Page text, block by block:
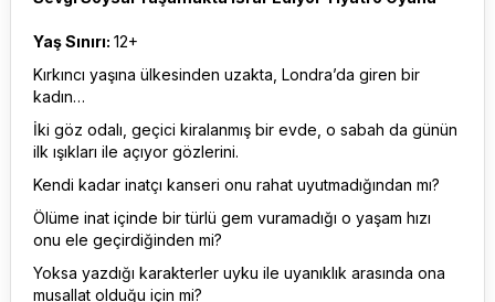
Yaş Sınırı: 12+
Kırkıncı yaşına ülkesinden uzakta, Londra’da giren bir
kadın…
İki göz odalı, geçici kiralanmış bir evde, o sabah da günün
ilk ışıkları ile açıyor gözlerini.
Kendi kadar inatçı kanseri onu rahat uyutmadığından mı?
Ölüme inat içinde bir türlü gem vuramadığı o yaşam hızı
onu ele geçirdiğinden mi?
Yoksa yazdığı karakterler uyku ile uyanıklık arasında ona
musallat olduğu için mi?